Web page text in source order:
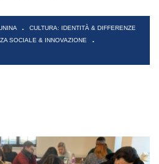
. CULTURA: IDENTITÀ & DIFFERENZE
SOCIALE & INNOVAZIONE .